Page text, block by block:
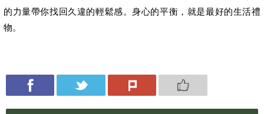
的力量帶你找回久違的輕鬆感。身心的平衡，就是最好的生活禮
物。